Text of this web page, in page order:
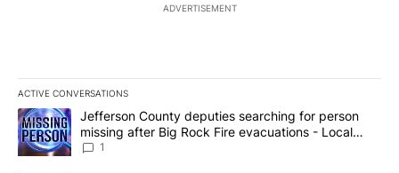
ADVERTISEMENT
ACTIVE CONVERSATIONS
The following is a list of the most commented articles in the last
A trending article titled "Jefferson County deputies searching
Jefferson County deputies searching for person
missing after Big Rock Fire evacuations - Local
News 8
1